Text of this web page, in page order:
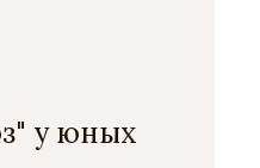
у юных